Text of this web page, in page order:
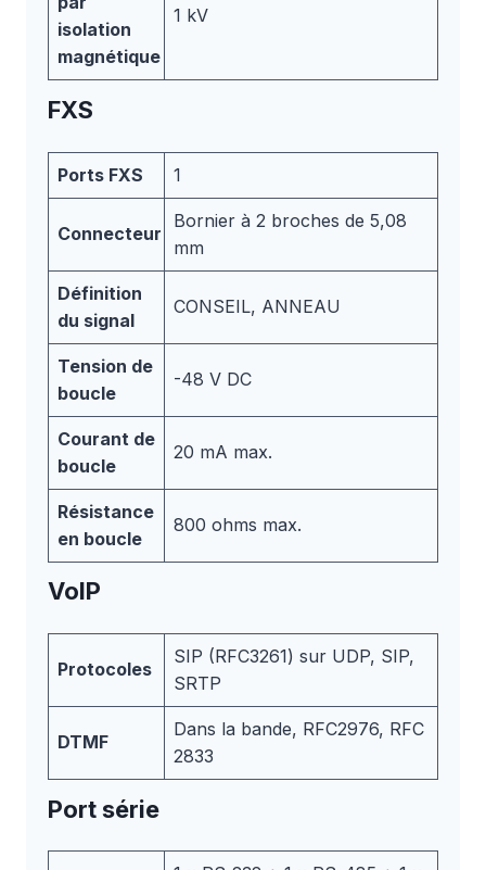
isolation
magnétique
1 kV
FXS
Ports FXS 1
Connecteur
Bornier à 2 broches de 5,08
mm
Définition
du signal
CONSEIL, ANNEAU
Tension de
boucle
-48 V DC
Courant de
boucle
20 mA max.
Résistance
en boucle
800 ohms max.
VoIP
Protocoles
SIP (RFC3261) sur UDP, SIP,
SRTP
DTMF
Dans la bande, RFC2976, RFC
2833
Port série